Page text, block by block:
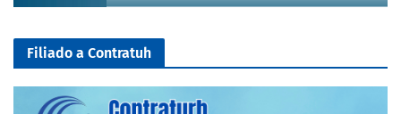
Filiado a Contratuh